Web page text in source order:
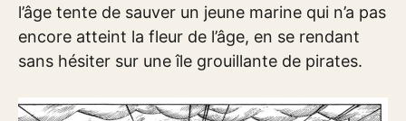
l’âge tente de sauver un jeune marine qui n’a pas
encore atteint la fleur de l’âge, en se rendant
sans hésiter sur une île grouillante de pirates.